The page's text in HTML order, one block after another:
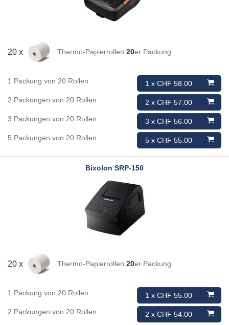
20 x Thermo-Papierrollen 20er Packung
1 x CHF 58.00
1 Packung von 20 Rollen
2 x CHF 57.00
2 Packungen von 20 Rollen
3 x CHF 56.00
3 Packungen von 20 Rollen
5 x CHF 55.00
5 Packungen von 20 Rollen
Bixolon SRP-150
20 x Thermo-Papierrollen 20er Packung
1 x CHF 55.00
1 Packung von 20 Rollen
2 x CHF 54.00
2 Packungen von 20 Rollen